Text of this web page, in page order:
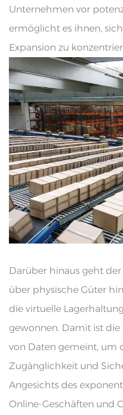
Unternehmen vor
ermöglicht es ihnen,
Expansion zu
Darüber hinaus geht
über physische Güter
die virtuelle
gewonnen. Damit ist
von Daten gemeint, um
Zugänglichkeit und
Angesichts des
Online-Geschäften und